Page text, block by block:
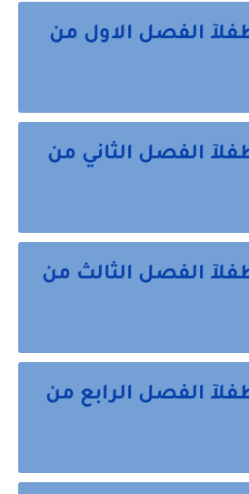
الفصل الاول من
الفصل الثاني من
الفصل الثالث من
الفصل الرابع من